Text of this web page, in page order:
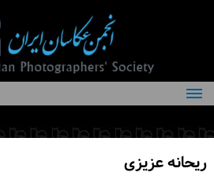
درباره انجمن
کمیته‌های انجمن
ریحانه عزیزی